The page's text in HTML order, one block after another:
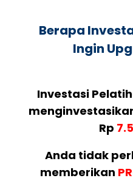
Berapa
Ingin
Investasi
Rp
Anda tidak
memberikan